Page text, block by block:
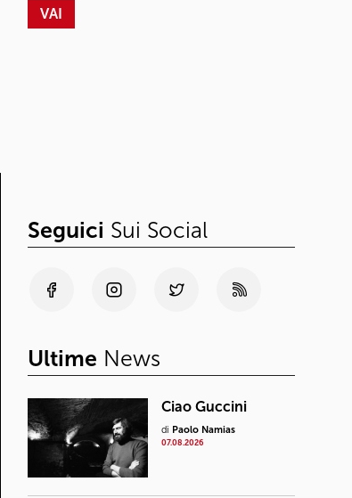
Seguici Sui Social
Ultime News
Ciao Guccini
di Paolo Namias
07.08.2026